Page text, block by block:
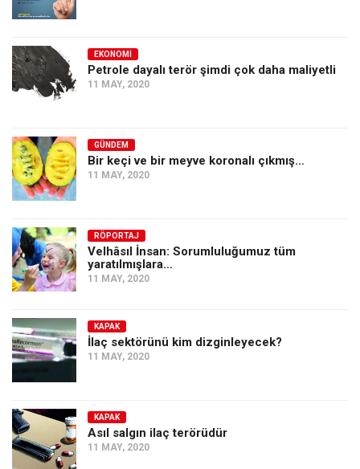
EKONOMI
Petrole dayalı terör şimdi çok daha maliyetli
11 MAY, 2020
GÜNDEM
Bir keçi ve bir meyve koronalı çıkmış…
11 MAY, 2020
RÖPORTAJ
Velhâsıl İnsan: Sorumluluğumuz tüm
yaratılmışlara…
11 MAY, 2020
KAPAK
İlaç sektörünü kim dizginleyecek?
11 MAY, 2020
KAPAK
Asıl salgın ilaç terörüdür
11 MAY, 2020